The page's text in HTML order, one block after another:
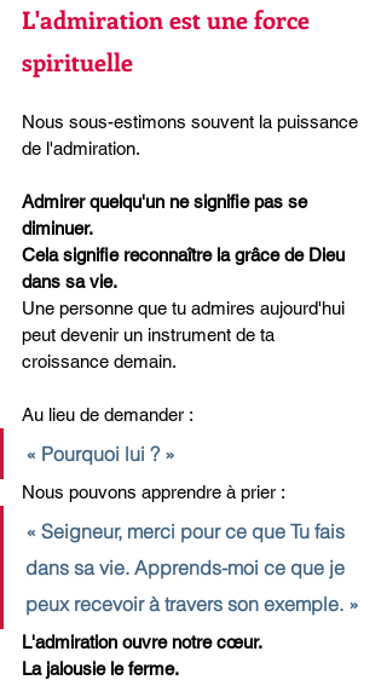
L'admiration est une force
spirituelle
Nous sous-estimons souvent la puissance
de l'admiration.
Admirer quelqu'un ne signifie pas se
diminuer.
Cela signifie reconnaître la grâce de Dieu
dans sa vie.
Une personne que tu admires aujourd'hui
peut devenir un instrument de ta
croissance demain.
Au lieu de demander :
« Pourquoi lui ? »
Nous pouvons apprendre à prier :
« Seigneur, merci pour ce que Tu fais
dans sa vie. Apprends-moi ce que je
peux recevoir à travers son exemple. »
L'admiration ouvre notre cœur.
La jalousie le ferme.